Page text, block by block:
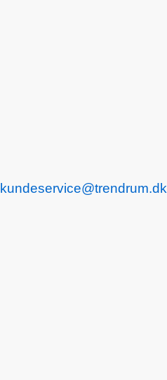
kundeservice@trendrum.dk